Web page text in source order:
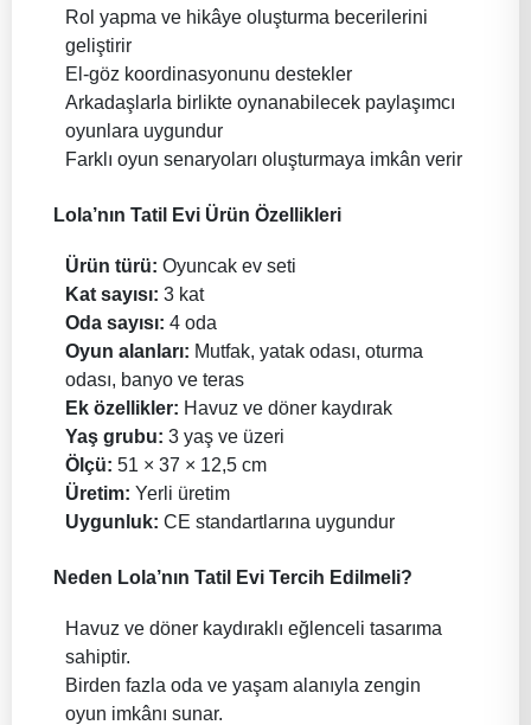
Rol yapma ve hikâye oluşturma becerilerini
geliştirir
El-göz koordinasyonunu destekler
Arkadaşlarla birlikte oynanabilecek paylaşımcı
oyunlara uygundur
Farklı oyun senaryoları oluşturmaya imkân verir
Lola’nın Tatil Evi Ürün Özellikleri
Ürün türü: Oyuncak ev seti
Kat sayısı: 3 kat
Oda sayısı: 4 oda
Oyun alanları: Mutfak, yatak odası, oturma
odası, banyo ve teras
Ek özellikler: Havuz ve döner kaydırak
Yaş grubu: 3 yaş ve üzeri
Ölçü: 51 × 37 × 12,5 cm
Üretim: Yerli üretim
Uygunluk: CE standartlarına uygundur
Neden Lola’nın Tatil Evi Tercih Edilmeli?
Havuz ve döner kaydıraklı eğlenceli tasarıma
sahiptir.
Birden fazla oda ve yaşam alanıyla zengin
oyun imkânı sunar.